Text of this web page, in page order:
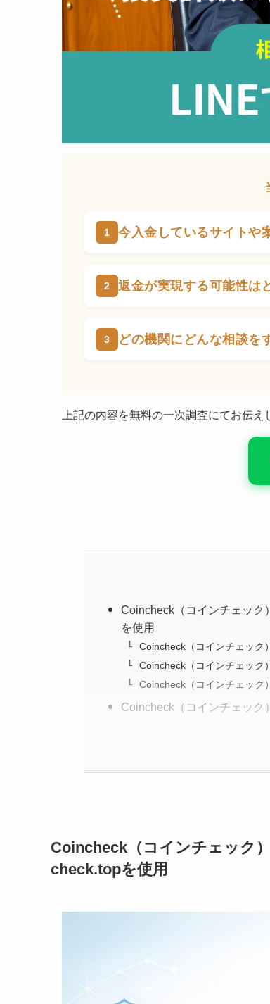
今入金しているサイトや
返金が実現する可能性は
どの機関にどんな相談を
上記の内容を無料の一次調査にてお伝え
Coincheck（コインチェック
を使用
Coincheck（コインチェック
Coincheck（コインチェック
Coincheck（コインチェック
Coincheck（コインチェック
Coincheck（コインチェック
check.topを使用